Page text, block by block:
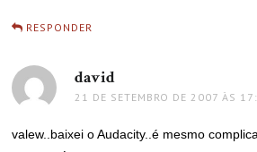
RESPONDER
david
21 DE SETEMBRO DE 2007 ÀS
valew..baixei o Audacity..é mesmo